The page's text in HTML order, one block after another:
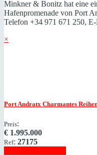
Minkner & Bonitz hat eine
Hafenpromenade von Port
Telefon +34 971 671 250,
×
Port Andratx Charmantes
Preis:
€ 1.995.000
Ref: 27175